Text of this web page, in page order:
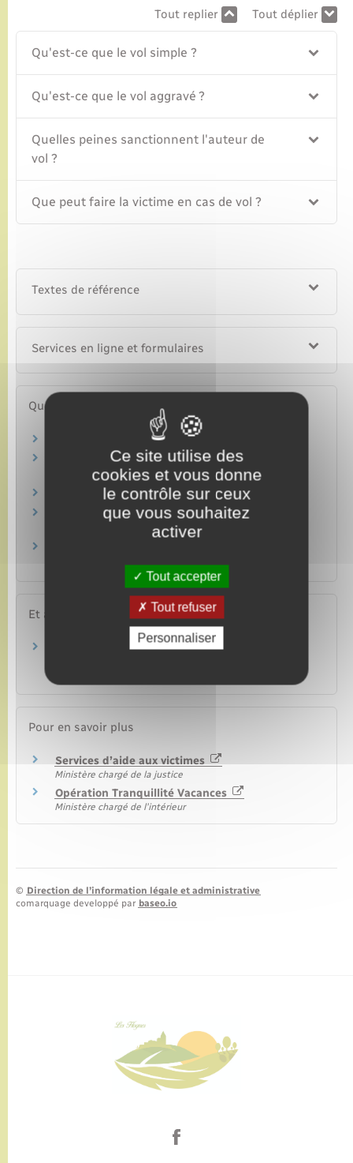
Tout replier Tout déplier
Qu'est-ce que le vol simple ?
Qu'est-ce que le vol aggravé ?
Quelles peines sanctionnent l'auteur de
vol ?
Que peut faire la victime en cas de vol ?
Textes de référence
Services en ligne et formulaires
Questions ? Réponses !
Que faire en cas de vol d'un véhicule ?
Comment s'inscrire à l'opération tranquillité
vacances (OTV) ?
Qu'appelle-t-on filouterie ?
Que faire si tous vos papiers ont été volés en
(téléphone, tablette, ordinateur…) ?
Et aussi
Assurance : indemnisation du vol ou de la
Pour en savoir plus
Services d’aide aux victimes
Ministère chargé de la justice
Opération Tranquillité Vacances
Ministère chargé de l'intérieur
© Direction de l’information légale et administrative
comarquage developpé par baseo.io
Ce site utilise des
cookies et vous donne
le contrôle sur ceux
que vous souhaitez
activer
Tout accepter
Tout refuser
Personnaliser